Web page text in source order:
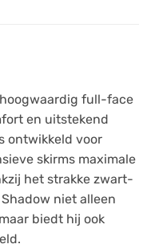
full-face
en uitstekend
ontwikkeld voor
skirms maximale
het strakke zwart-
niet alleen
biedt hij ook